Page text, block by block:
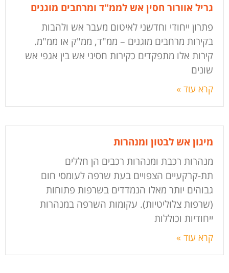
גריל אוורור חסין אש לממ"ד ומרחבים מוגנים
פתרון ייחודי וחדשני לאיטום מעבר אש ולהבות
בקירות מרחבים מוגנים – ממ"ד, ממ"ק או ממ"מ.
קירות אלו מתפקדים כקירות חסיני אש בין אגפי אש
שונים
קרא עוד »
מיגון אש לבטון ומנהרות
מנהרות רכבת ומנהרות רכבים הן חללים
תת-קרקעיים הצפויים בעת שרפה לעומסי חום
גבוהים יותר מאלו הנמדדים בשרפות פתוחות
(שרפות צלוליטיות). עקומות השרפה במנהרות
ייחודיות וכוללות
קרא עוד »